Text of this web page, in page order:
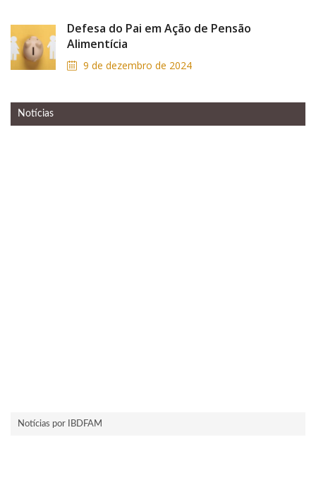
Defesa do Pai em Ação de Pensão
Alimentícia
9 de dezembro de 2024
Notícias
Notícias por IBDFAM